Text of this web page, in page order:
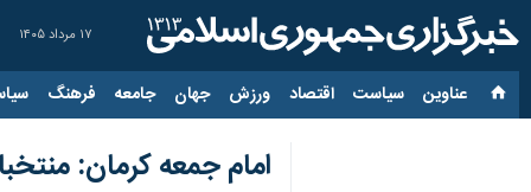
۱۷ مرداد ۱۴۰۵
عناوین‌ سیاست اقتصاد ورزش جهان جامعه فرهنگ
امام جمعه کرمان: